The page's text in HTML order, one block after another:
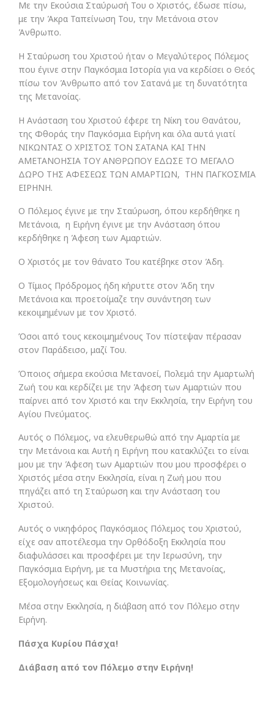
Με την Εκούσια Σταύρωσή Του ο Χριστός, έδωσε πίσω,
με την Άκρα Ταπείνωση Του, την Μετάνοια στον
Άνθρωπο.
Η Σταύρωση του Χριστού ήταν ο Μεγαλύτερος Πόλεμος
που έγινε στην Παγκόσμια Ιστορία για να κερδίσει ο Θεός
πίσω τον Άνθρωπο από τον Σατανά με τη δυνατότητα
της Μετανοίας.
Η Ανάσταση του Χριστού έφερε τη Νίκη του Θανάτου,
της Φθοράς την Παγκόσμια Ειρήνη και όλα αυτά γιατί
ΝΙΚΩΝΤΑΣ Ο ΧΡΙΣΤΟΣ ΤΟΝ ΣΑΤΑΝΑ ΚΑΙ ΤΗΝ
ΑΜΕΤΑΝΟΗΣΙΑ ΤΟΥ ΑΝΘΡΩΠΟΥ ΕΔΩΣΕ ΤΟ ΜΕΓΑΛΟ
ΔΩΡΟ ΤΗΣ ΑΦΕΣΕΩΣ ΤΩΝ ΑΜΑΡΤΙΩΝ, ΤΗΝ ΠΑΓΚΟΣΜΙΑ
ΕΙΡΗΝΗ.
Ο Πόλεμος έγινε με την Σταύρωση, όπου κερδήθηκε η
Μετάνοια, η Ειρήνη έγινε με την Ανάσταση όπου
κερδήθηκε η Άφεση των Αμαρτιών.
Ο Χριστός με τον θάνατο Του κατέβηκε στον Άδη.
Ο Τίμιος Πρόδρομος ήδη κήρυττε στον Άδη την
Μετάνοια και προετοίμαζε την συνάντηση των
κεκοιμημένων με τον Χριστό.
Όσοι από τους κεκοιμημένους Τον πίστεψαν πέρασαν
στον Παράδεισο, μαζί Του.
Όποιος σήμερα εκούσια Μετανοεί, Πολεμά την Αμαρτωλή
Ζωή του και κερδίζει με την Άφεση των Αμαρτιών που
παίρνει από τον Χριστό και την Εκκλησία, την Ειρήνη του
Αγίου Πνεύματος.
Αυτός ο Πόλεμος, να ελευθερωθώ από την Αμαρτία με
την Μετάνοια και Αυτή η Ειρήνη που κατακλύζει το είναι
μου με την Άφεση των Αμαρτιών που μου προσφέρει ο
Χριστός μέσα στην Εκκλησία, είναι η Ζωή μου που
πηγάζει από τη Σταύρωση και την Ανάσταση του
Χριστού.
Αυτός ο νικηφόρος Παγκόσμιος Πόλεμος του Χριστού,
είχε σαν αποτέλεσμα την Ορθόδοξη Εκκλησία που
διαφυλάσσει και προσφέρει με την Ιερωσύνη, την
Παγκόσμια Ειρήνη, με τα Μυστήρια της Μετανοίας,
Εξομολογήσεως και Θείας Κοινωνίας.
Μέσα στην Εκκλησία, η διάβαση από τον Πόλεμο στην
Ειρήνη.
Πάσχα Κυρίου Πάσχα!
Διάβαση από τον Πόλεμο στην Ειρήνη!